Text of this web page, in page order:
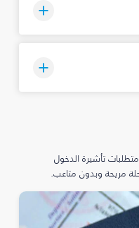
تأشيرة الدخول
مريحة وبدون متاعب.